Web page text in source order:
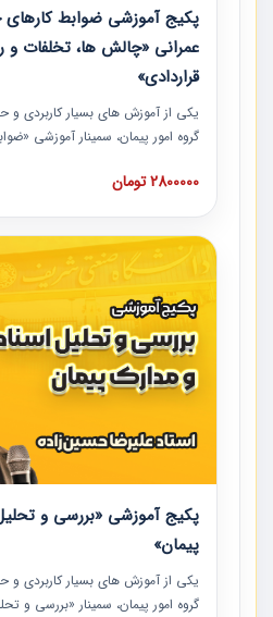
پکیج آموزشی ضوابط کارهای
عمرانی «چالش ها، تخلفات و
قراردادی»
یکی از آموزش‏‏‏‏‏‏ های بسیار کاربردی و
گروه امور پیمان، سمینار آموزشی
های عمرانی» چالش ها، تخلفات و
است که در محل سندیکای شرکت های
مدارک پیمان به همراه تجربیات
2800000 تومان
پکیج آموزشی «بررسی و
پیمان»
یکی از آموزش‏‏‏‏‏‏ های بسیار کاربردی و
گروه امور پیمان، سمینار «بررسی و